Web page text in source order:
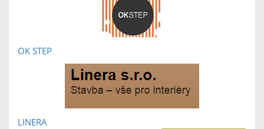
OK STEP
LINERA